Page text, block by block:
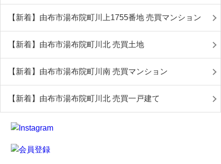
【新着】由布市湯布院町川上1755番地 売買マンション
【新着】由布市湯布院町川北 売買土地
【新着】由布市湯布院町川南 売買マンション
【新着】由布市湯布院町川北 売買一戸建て